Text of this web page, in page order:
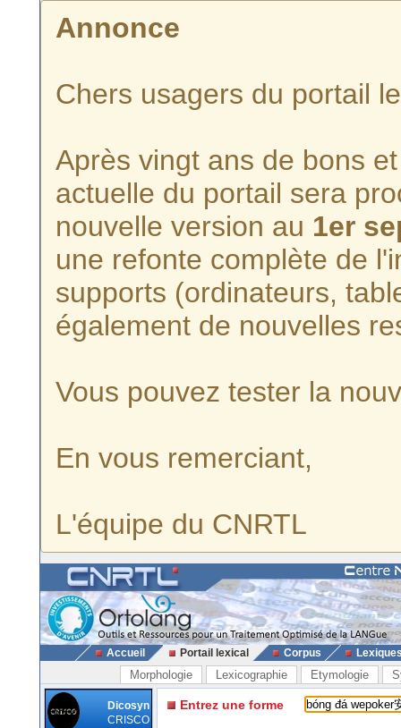
Annonce
Chers usagers du portail
Après vingt ans de bons
actuelle du portail sera
nouvelle version au 1er
une refonte complète de
supports (ordinateurs,
également de nouvelles
Vous pouvez tester la
En vous remerciant,
L'équipe du CNRTL
Accueil Portail lexical Corpus
Morphologie Lexicographie Etymologie
Dicosyn
CRISCO
Entrez une forme